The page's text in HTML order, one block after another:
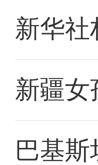
新华社
新疆女
巴基